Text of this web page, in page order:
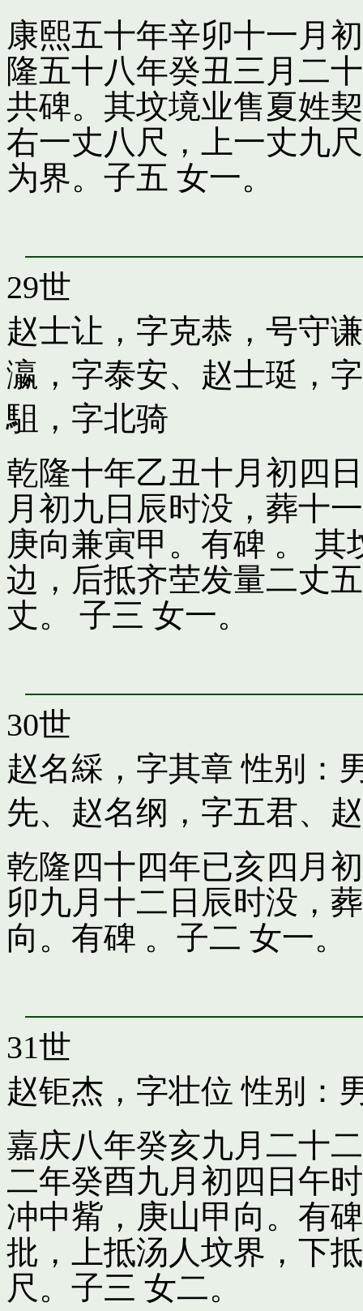
康熙五十年辛卯十一月
隆五十八年癸丑三月二
共碑。其坟境业售夏姓
右一丈八尺，上一丈九
为界。子五 女一。
29世
赵士让，字克恭，号守谦
瀛，字泰安、 赵士珽，
駔，字北骑
乾隆十年乙丑十月初四
月初九日辰时没，葬十
庚向兼寅甲。有碑 。
边，后抵齐茔发量二丈
丈。 子三 女一。
30世
赵名綵，字其章 性别：
先、 赵名纲，字五君、
乾隆四十四年已亥四月
卯九月十二日辰时没，
向。有碑 。子二 女一。
31世
赵钜杰，字壮位 性别：
嘉庆八年癸亥九月二十
二年癸酉九月初四日午
冲中觜，庚山甲向。有
批，上抵汤人坟界，下
尺。子三 女二。